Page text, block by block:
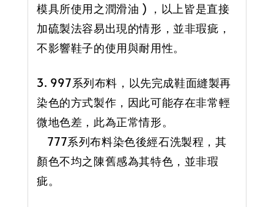
模具所使用之潤滑油 ) ，以上皆是直接
加硫製法容易出現的情形，並非瑕疵，
不影響鞋子的使用與耐用性。
3. 997系列布料，以先完成鞋面縫製再
染色的方式製作，因此可能存在非常輕
微地色差，此為正常情形。
777系列布料染色後經石洗製程，其
顏色不均之陳舊感為其特色，並非瑕
疵。